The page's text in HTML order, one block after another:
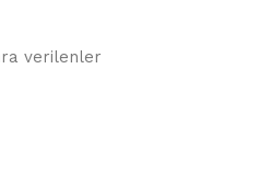
verilenler